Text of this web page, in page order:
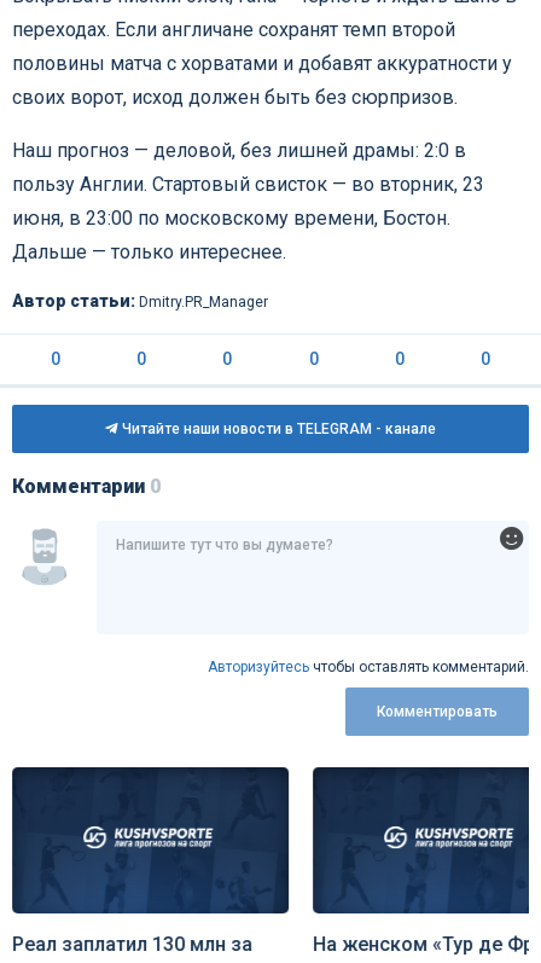
переходах. Если англичане сохранят темп второй
половины матча с хорватами и добавят аккуратности у
своих ворот, исход должен быть без сюрпризов.
Наш прогноз — деловой, без лишней драмы: 2:0 в
пользу Англии. Стартовый свисток — во вторник, 23
июня, в 23:00 по московскому времени, Бостон.
Дальше — только интереснее.
Автор статьи: Dmitry.PR_Manager
0 0 0 0 0 0
Читайте наши новости в TELEGRAM - канале
Комментарии 0
Авторизуйтесь чтобы оставлять комментарий.
Комментировать
Реал заплатил 130 млн за
На женском «Тур де